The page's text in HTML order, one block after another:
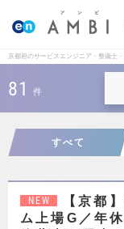
京都府のサービスエンジニア・整備士
81 件
すべて
NEW
【京都
ム上場G／年